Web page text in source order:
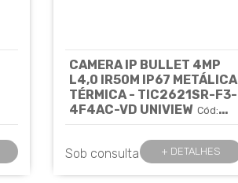
CAMERA IP BULLET 4MP
L4,0 IR50M IP67 METÁLICA
TÉRMICA - TIC2621SR-F3-
4F4AC-VD UNIVIEW Cód:
Sob consulta + DETALHES